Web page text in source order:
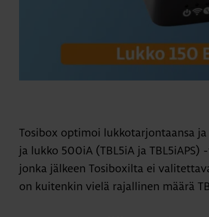
Tosibox optimoi lukkotarjontaansa
ja lukko 500iA (TBL5iA ja
jonka jälkeen Tosiboxilta ei
on kuitenkin vielä rajallinen määrä